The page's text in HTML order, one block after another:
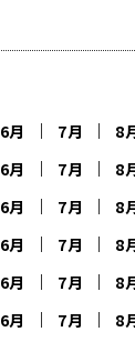
6月 7月 8
6月 7月 8
6月 7月 8
6月 7月 8
6月 7月 8
6月 7月 8